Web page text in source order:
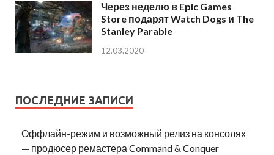
Через неделю в Epic Games
Store подарят Watch Dogs и The
Stanley Parable
12.03.2020
ПОСЛЕДНИЕ ЗАПИСИ
Оффлайн-режим и возможный релиз на консолях
— продюсер ремастера Command & Conquer